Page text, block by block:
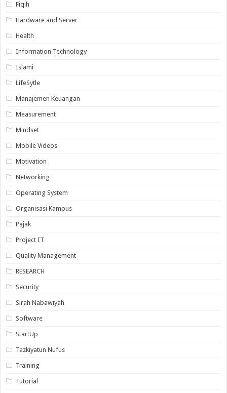
Fiqih
Hardware and Server
Health
Information Technology
Islami
LifeSytle
Manajemen Keuangan
Measurement
Mindset
Mobile Videos
Motivation
Networking
Operating System
Organisasi Kampus
Pajak
Project IT
Quality Management
RESEARCH
Security
Sirah Nabawiyah
Software
StartUp
Tazkiyatun Nufus
Training
Tutorial